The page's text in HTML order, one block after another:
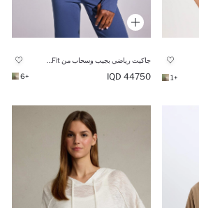
+1
44750 IQD
+6